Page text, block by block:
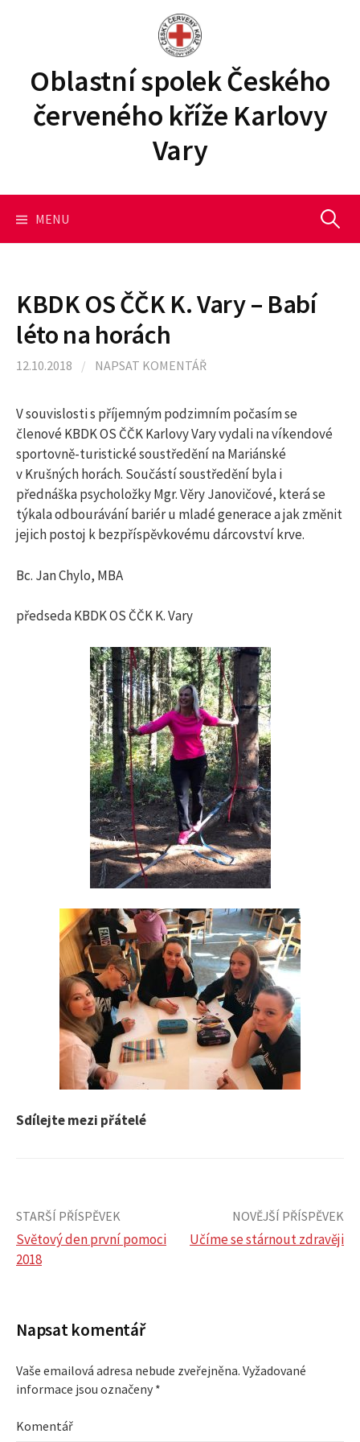
s
Oblastní spolek Českého
červeného kříže Karlovy
Vary
MENU V
á
KBDK OS ČČK K. Vary – Babí
léto na horách
12.10.2018 / NAPSAT KOMENTÁŘ
V souvislosti s příjemným podzimním počasím se
členové KBDK OS ČČK Karlovy Vary vydali na víkendové
sportovně-turistické soustředění na Mariánské
v Krušných horách. Součástí soustředění byla i
přednáška psycholožky Mgr. Věry Janovičové, která se
týkala odbourávání bariér u mladé generace a jak změnit
jejich postoj k bezpříspěvkovému dárcovství krve.
Bc. Jan Chylo, MBA
předseda KBDK OS ČČK K. Vary
Sdílejte mezi přátelé
N
i
g
STARŠÍ PŘÍSPĚVEK
Světový den první pomoci
2018
NOVĚJŠÍ PŘÍSPĚVEK
Učíme se stárnout zdravěji
Napsat komentář
Vaše emailová adresa nebude zveřejněna. Vyžadované
informace jsou označeny *
Komentář